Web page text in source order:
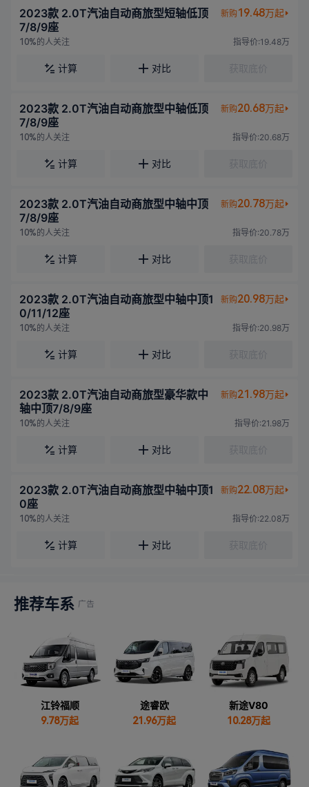
2023款 2.0T汽油自动商旅型短轴低顶
7/8/9座
新购 19.48万起
10%的人关注 指导价:19.48万
计算 对比
2023款 2.0T汽油自动商旅型中轴低顶
7/8/9座
新购20.68万起
10%的人关注 指导价:20.68万
计算 对比
2023款 2.0T汽油自动商旅型中轴中顶
7/8/9座
新购20.78万起
10%的人关注 指导价:20.78万
计算 对比
2023款 2.0T汽油自动商旅型中轴中顶1
0/11/12座
新购20.98万起
10%的人关注 指导价:20.98万
计算 对比
2023款 2.0T汽油自动商旅型豪华款中
轴中顶7/8/9座
新购21.98万起
10%的人关注 指导价:21.98万
计算 对比
2023款 2.0T汽油自动商旅型中轴中顶1
0座
新购22.08万起
10%的人关注 指导价:22.08万
计算 对比
推荐车系
江铃福顺
9.78万起
途睿欧
21.96万起
新途V80
10.28万起